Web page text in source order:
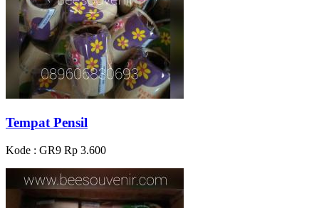
Tempat Pensil
Kode : GR9 Rp 3.600